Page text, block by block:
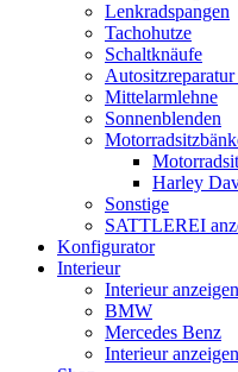
Lenkradspangen
Tachohutze
Schaltknäufe
Mittelarmlehne
Sonnenblenden
Harley
Sonstige
SATTLEREI
Konfigurator
Interieur
Interieur anzeigen
BMW
Mercedes Benz
Interieur anzeigen